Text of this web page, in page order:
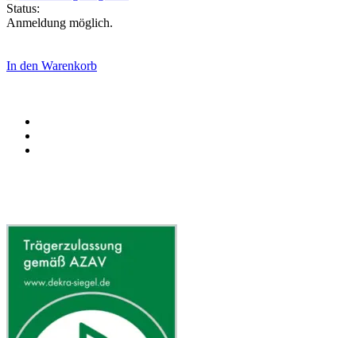
Status:
Anmeldung möglich.
In den Warenkorb